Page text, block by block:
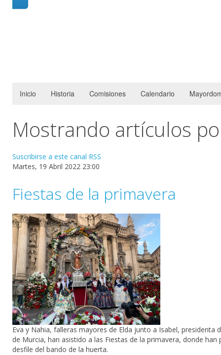
Inicio Historia Comisiones Calendario
Mostrando artículos
Suscribirse a este canal RSS
Martes, 19 Abril 2022 23:00
Fiestas de la primavera
Eva y Nahia, falleras mayores de Elda junto a Isabel,
de Murcia, han asistido a las Fiestas de la primavera, donde
desfile del bando de la huerta.